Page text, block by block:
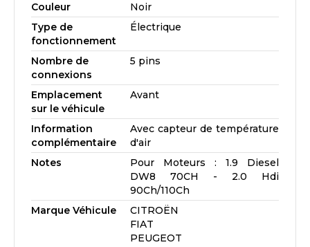
Couleur
Noir
Type de
fonctionnement
Électrique
Nombre de
connexions
5 pins
Emplacement
sur le véhicule
Avant
Information
complémentaire
Avec capteur de température
d'air
Notes
Pour Moteurs : 1.9 Diesel
DW8 70CH - 2.0 Hdi
90Ch/110Ch
Marque Véhicule
CITROËN
FIAT
PEUGEOT